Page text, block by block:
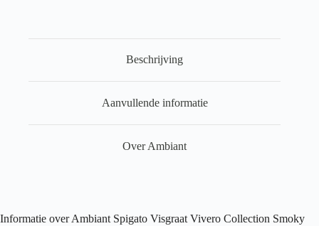
Beschrijving
Aanvullende informatie
Over Ambiant
Informatie over Ambiant Spigato Visgraat Vivero Collection Smoky